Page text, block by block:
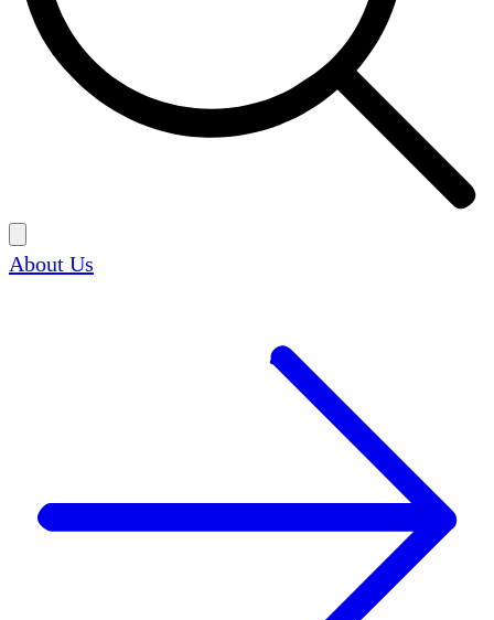
About Us